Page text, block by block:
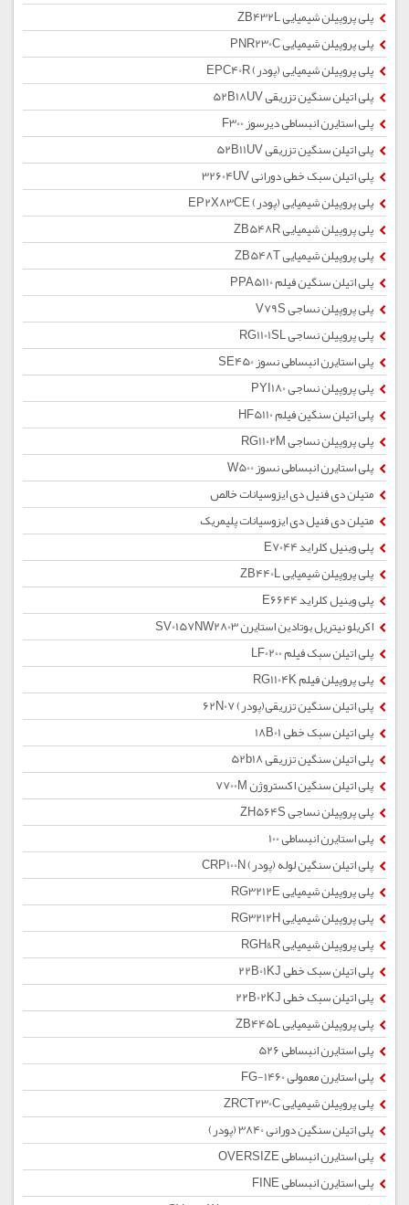
پلی پروپیلن شیمیایی ZB432L
پلی پروپیلن شیمیایی PNR230C
پلی پروپیلن شیمیایی (پودر) EPC40R
پلی اتیلن سنگین تزریقی 52B18UV
پلی استایرن انبساطی دیرسوز F300
پلی اتیلن سنگین تزریقی 52B11UV
پلی اتیلن سبک خطی دورانی 32604UV
پلی پروپیلن شیمیایی (پودر) EP2X83CE
پلی پروپیلن شیمیایی ZB548R
پلی پروپیلن شیمیایی ZB548T
پلی اتیلن سنگین فیلم PPA5110
پلی پروپیلن نساجی V79S
پلی پروپیلن نساجی RG1101SL
پلی استایرن انبساطی نسوز SE450
پلی پروپیلن نساجی PYI180
پلی اتیلن سنگین فیلم HF5110
پلی پروپیلن نساجی RG1102M
پلی استایرن انبساطی نسوز W500
متیلن دی فنیل دی ایزوسیانات خالص
متیلن دی فنیل دی ایزوسیانات پلیمریک
پلی وینیل کلراید E7044
پلی پروپیلن شیمیایی ZB440L
پلی وینیل کلراید E6644
اکریلو نیتریل بوتادین استایرن SV0157NW2803
پلی اتیلن سبک فیلم LF0200
پلی پروپیلن فیلم RG1104K
پلی اتیلن سنگین تزریقی(پودر) 62N07
پلی اتیلن سبک خطی 18B01
پلی اتیلن سنگین تزریقی 52b18
پلی اتیلن سنگین اکستروژن 7700M
پلی پروپیلن نساجی ZH564S
پلی استایرن انبساطی 100
پلی اتیلن سنگین لوله (پودر) CRP100N
پلی پروپیلن شیمیایی RG3212E
پلی پروپیلن شیمیایی RG3212H
پلی پروپیلن شیمیایی RGH&R
پلی اتیلن سبک خطی 22B01KJ
پلی اتیلن سبک خطی 22B02KJ
پلی پروپیلن شیمیایی ZB445L
پلی استایرن انبساطی 526
پلی استایرن معمولی 1460-FG
پلی پروپیلن شیمیایی ZRCT230C
پلی اتیلن سنگین دورانی 3840 (پودر)
پلی استایرن انبساطی OVERSIZE
پلی استایرن انبساطی FINE